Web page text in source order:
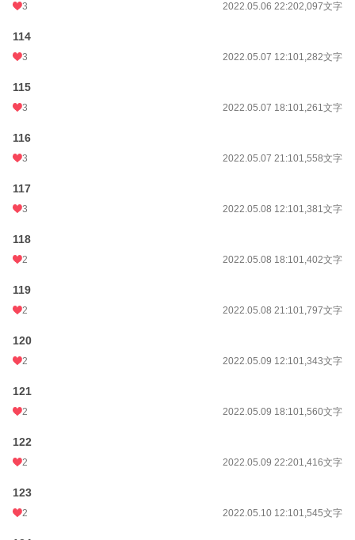
3 2022.05.06 22:202,097文字
114
3 2022.05.07 12:101,282文字
115
3 2022.05.07 18:101,261文字
116
3 2022.05.07 21:101,558文字
117
3 2022.05.08 12:101,381文字
118
2 2022.05.08 18:101,402文字
119
2 2022.05.08 21:101,797文字
120
2 2022.05.09 12:101,343文字
121
2 2022.05.09 18:101,560文字
122
2 2022.05.09 22:201,416文字
123
2 2022.05.10 12:101,545文字